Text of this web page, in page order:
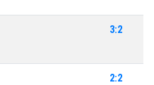
3:2
2:2